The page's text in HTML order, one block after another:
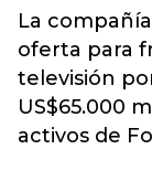
La
oferta para
televisión
US$65.000
activos de